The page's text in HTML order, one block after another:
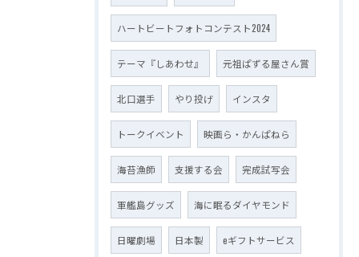
ハートビートフォトコンテスト2024
テーマ『しあわせ』 元祖ぱずる屋さん賞
北口選手 やり投げ インスタ
トークイベント 映画ら・かんぱねら
海苔漁師 支援する会 完成試写会
軍艦島グッズ 海に眠るダイヤモンド
日曜劇場 日本製 eギフトサービス